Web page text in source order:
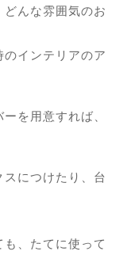
んな雰囲気のお
インテリアのア
を用意すれば、
につけたり、台
、たてに使って